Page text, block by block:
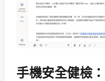
手機安全健檢